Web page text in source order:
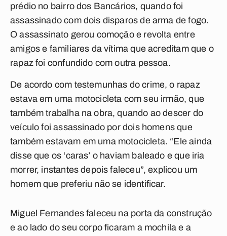
prédio no bairro dos Bancários, quando foi
assassinado com dois disparos de arma de fogo.
O assassinato gerou comoção e revolta entre
amigos e familiares da vítima que acreditam que o
rapaz foi confundido com outra pessoa.
De acordo com testemunhas do crime, o rapaz
estava em uma motocicleta com seu irmão, que
também trabalha na obra, quando ao descer do
veículo foi assassinado por dois homens que
também estavam em uma motocicleta. “Ele ainda
disse que os ‘caras’ o haviam baleado e que iria
morrer, instantes depois faleceu”, explicou um
homem que preferiu não se identificar.
Miguel Fernandes faleceu na porta da construção
e ao lado do seu corpo ficaram a mochila e a